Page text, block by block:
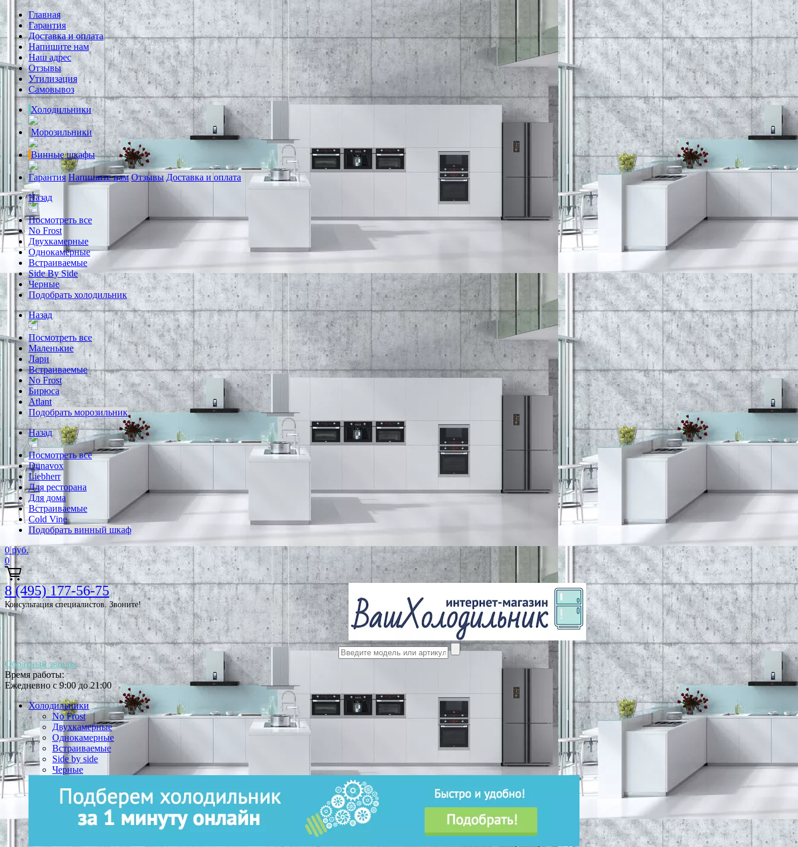
Главная
Гарантия
Доставка и оплата
Напишите нам
Наш адрес
Отзывы
Утилизация
Самовывоз
Холодильники
Морозильники
Винные шкафы
Гарантия Напишите нам Отзывы Доставка и оплата
Назад
Посмотреть все
No Frost
Двухкамерные
Однокамерные
Встраиваемые
Side By Side
Черные
Подобрать холодильник
Назад
Посмотреть все
Маленькие
Лари
Встраиваемые
No Frost
Бирюса
Atlant
Подобрать морозильник
Назад
Посмотреть все
Dunavox
Liebherr
Для ресторана
Для дома
Встраиваемые
Cold Vine
Подобрать винный шкаф
0 руб.
0
8 (495) 177-56-75
Консультация специалистов. Звоните!
Обратный звонок
Время работы:
Ежедневно с 9:00 до 21:00
Холодильники
No Frost
Двухкамерные
Однокамерные
Встраиваемые
Side by side
Черные